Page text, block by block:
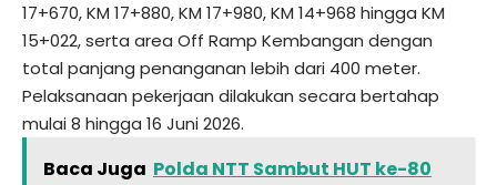
17+670, KM 17+880, KM 17+980, KM 14+968 hingga KM
15+022, serta area Off Ramp Kembangan dengan
total panjang penanganan lebih dari 400 meter.
Pelaksanaan pekerjaan dilakukan secara bertahap
mulai 8 hingga 16 Juni 2026.
Baca Juga Polda NTT Sambut HUT ke-80